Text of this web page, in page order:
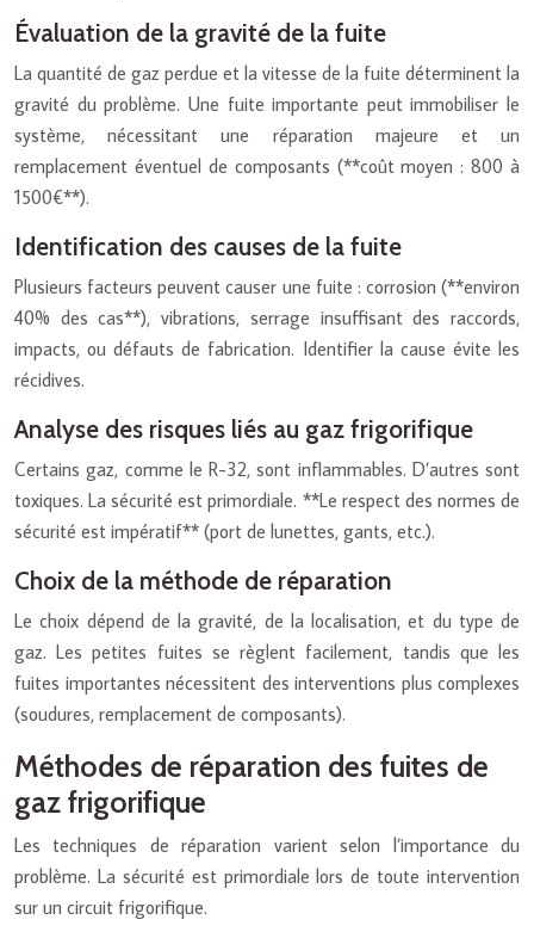
Évaluation de la gravité de la fuite
La quantité de gaz perdue et la vitesse de la fuite déterminent la
gravité du problème. Une fuite importante peut immobiliser le
système, nécessitant une réparation majeure et un
remplacement éventuel de composants (**coût moyen : 800 à
1500€**).
Identification des causes de la fuite
Plusieurs facteurs peuvent causer une fuite : corrosion (**environ
40% des cas**), vibrations, serrage insuffisant des raccords,
impacts, ou défauts de fabrication. Identifier la cause évite les
récidives.
Analyse des risques liés au gaz frigorifique
Certains gaz, comme le R-32, sont inflammables. D’autres sont
toxiques. La sécurité est primordiale. **Le respect des normes de
sécurité est impératif** (port de lunettes, gants, etc.).
Choix de la méthode de réparation
Le choix dépend de la gravité, de la localisation, et du type de
gaz. Les petites fuites se règlent facilement, tandis que les
fuites importantes nécessitent des interventions plus complexes
(soudures, remplacement de composants).
Méthodes de réparation des fuites de
gaz frigorifique
Les techniques de réparation varient selon l’importance du
problème. La sécurité est primordiale lors de toute intervention
sur un circuit frigorifique.